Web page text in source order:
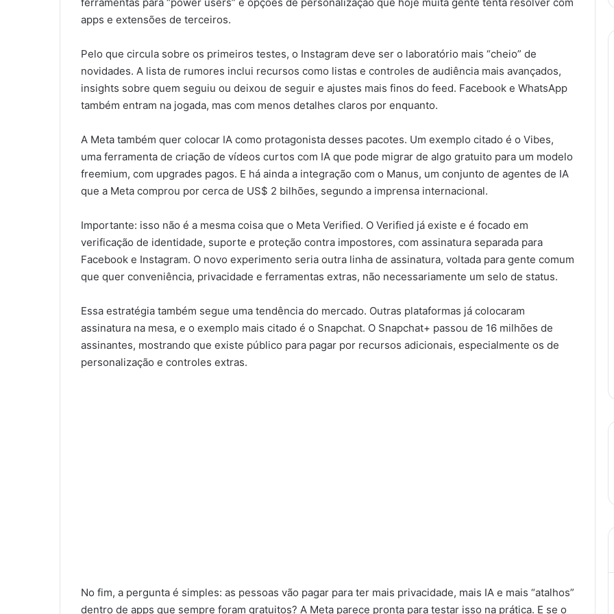
apps e extensões de terceiros.
Pelo que circula sobre os primeiros testes, o Instagram deve ser o laboratório mais “cheio” de
novidades. A lista de rumores inclui recursos como listas e controles de audiência mais avançados,
insights sobre quem seguiu ou deixou de seguir e ajustes mais finos do feed. Facebook e WhatsApp
também entram na jogada, mas com menos detalhes claros por enquanto.
A Meta também quer colocar IA como protagonista desses pacotes. Um exemplo citado é o Vibes,
uma ferramenta de criação de vídeos curtos com IA que pode migrar de algo gratuito para um modelo
freemium, com upgrades pagos. E há ainda a integração com o Manus, um conjunto de agentes de IA
que a Meta comprou por cerca de US$ 2 bilhões, segundo a imprensa internacional.
Importante: isso não é a mesma coisa que o Meta Verified. O Verified já existe e é focado em
verificação de identidade, suporte e proteção contra impostores, com assinatura separada para
Facebook e Instagram. O novo experimento seria outra linha de assinatura, voltada para gente comum
que quer conveniência, privacidade e ferramentas extras, não necessariamente um selo de status.
Essa estratégia também segue uma tendência do mercado. Outras plataformas já colocaram
assinatura na mesa, e o exemplo mais citado é o Snapchat. O Snapchat+ passou de 16 milhões de
assinantes, mostrando que existe público para pagar por recursos adicionais, especialmente os de
personalização e controles extras.
No fim, a pergunta é simples: as pessoas vão pagar para ter mais privacidade, mais IA e mais “atalhos”
dentro de apps que sempre foram gratuitos? A Meta parece pronta para testar isso na prática. E se o